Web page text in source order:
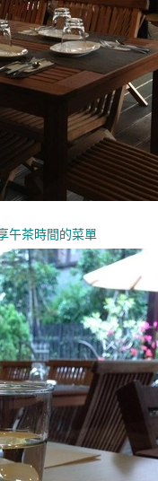
午茶時間的菜單